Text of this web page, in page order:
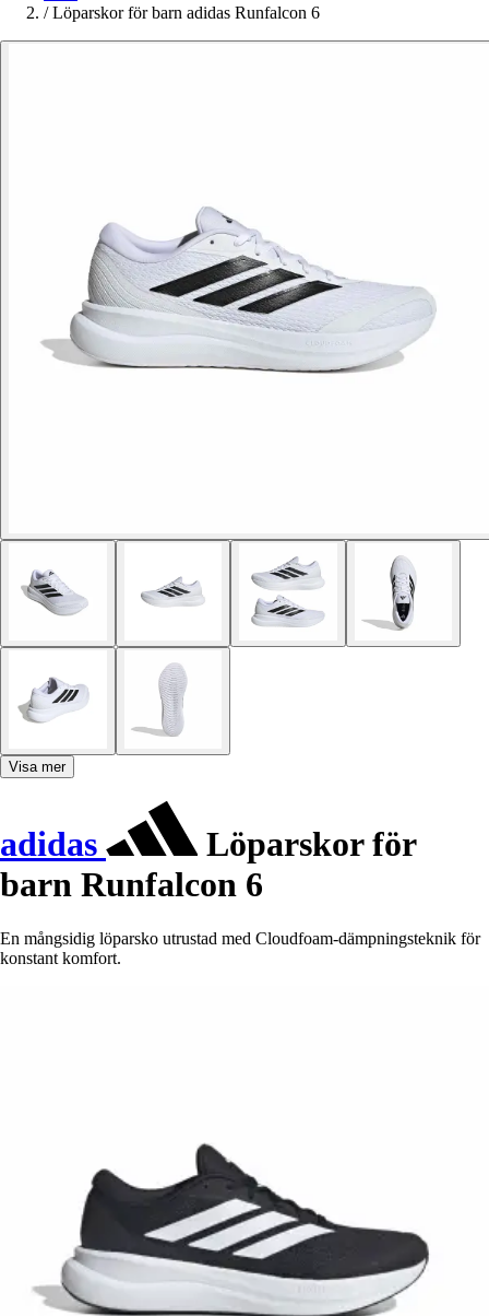
/ Löparskor för barn adidas Runfalcon 6
Visa mer
adidas
Löparskor för
barn Runfalcon 6
En mångsidig löparsko utrustad med Cloudfoam-dämpningsteknik för
konstant komfort.